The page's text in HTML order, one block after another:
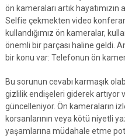
ön kameraları artık hayatımızın
Selfie çekmekten video
kullandığımız ön kameralar,
önemli bir parçası haline geldi.
bir konu var: Telefonun ön
Bu sorunun cevabı karmaşık
gizlilik endişeleri giderek artıyor
güncelleniyor. Ön kameraların
korsanlarının veya kötü niyetli
yaşamlarına müdahale etme